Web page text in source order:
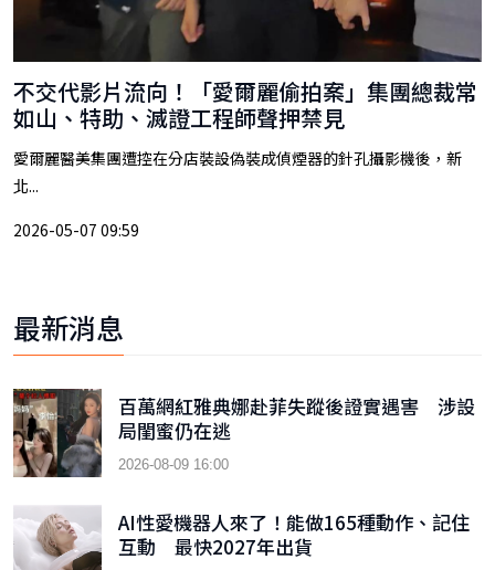
不交代影片流向！「愛爾麗偷拍案」集團總裁常
如山、特助、滅證工程師聲押禁見
愛爾麗醫美集團遭控在分店裝設偽裝成偵煙器的針孔攝影機後，新
北...
2026-05-07 09:59
最新消息
百萬網紅雅典娜赴菲失蹤後證實遇害 涉設
局閨蜜仍在逃
2026-08-09 16:00
AI性愛機器人來了！能做165種動作、記住
互動 最快2027年出貨